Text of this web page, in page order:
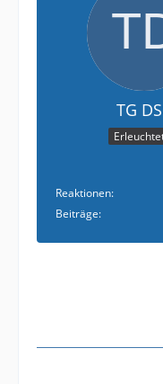
TG
Reaktionen
Beiträge